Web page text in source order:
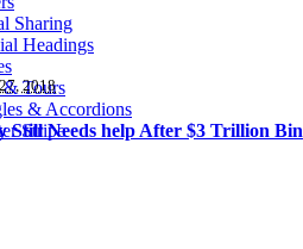
Sharing
Headings
& Tours
& Accordions
Stripe
2018
Still Needs help After $3 Trillion Bin